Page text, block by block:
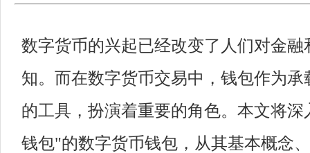
数字货币的兴起已经改变了人们对金融
知。而在数字货币交易中，钱包作为
的工具，扮演着重要的角色。本文将
钱包"的数字货币钱包，从其基本概念